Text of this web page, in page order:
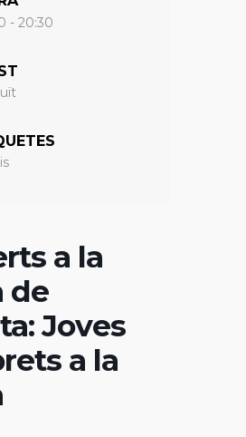
- 20:30
a la
de
Joves
a la